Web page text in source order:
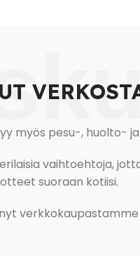
myös pesu-, huolto-
vaihtoehtoja,
suoraan kotiisi.